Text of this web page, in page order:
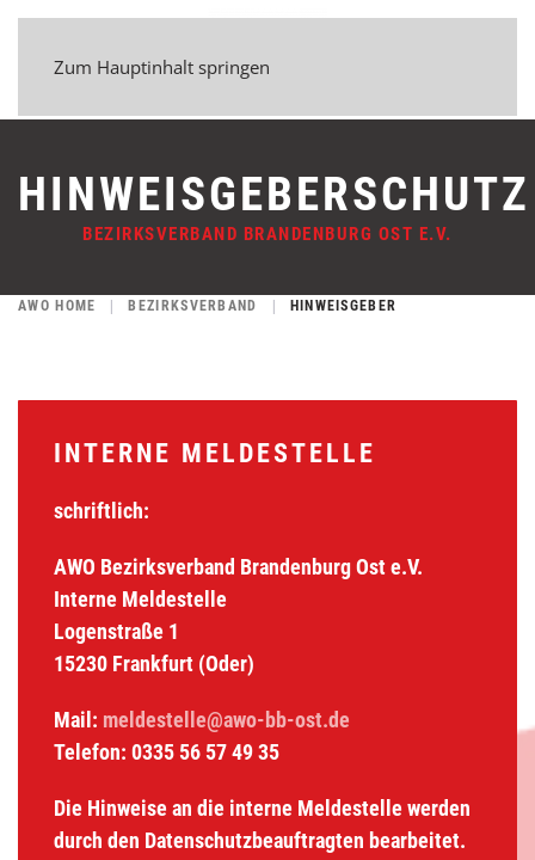
Zum Hauptinhalt springen
HINWEISGEBERSCHUTZ
BEZIRKSVERBAND BRANDENBURG OST E.V.
AWO HOME BEZIRKSVERBAND HINWEISGEBER
INTERNE MELDESTELLE
schriftlich:
AWO Bezirksverband Brandenburg Ost e.V.
Interne Meldestelle
Logenstraße 1
15230 Frankfurt (Oder)
Mail: meldestelle@awo-bb-ost.de
Telefon: 0335 56 57 49 35
Die Hinweise an die interne Meldestelle werden
durch den Datenschutzbeauftragten bearbeitet.